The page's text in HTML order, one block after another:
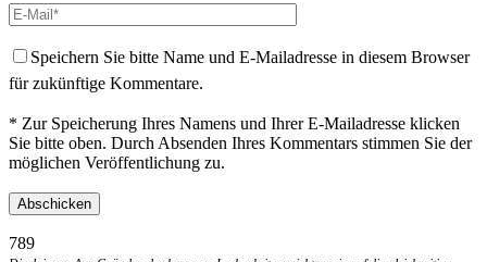
Speichern Sie bitte Name und E-Mailadresse in diesem Browser
für zukünftige Kommentare.
* Zur Speicherung Ihres Namens und Ihrer E-Mailadresse klicken
Sie bitte oben. Durch Absenden Ihres Kommentars stimmen Sie der
möglichen Veröffentlichung zu.
789